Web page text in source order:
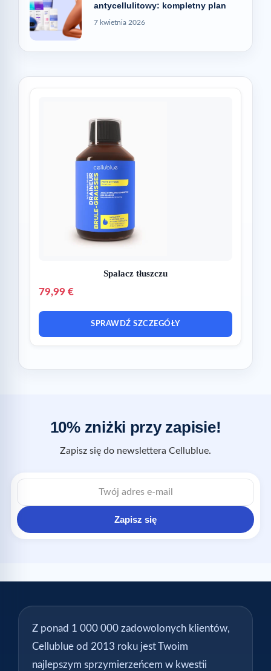
antycellulitowy: kompletny plan
7 kwietnia 2026
Spalacz tłuszczu
79,99 €
SPRAWDŹ SZCZEGÓŁY
10% zniżki przy zapisie!
Zapisz się do newslettera Cellublue.
Zapisz się
Z ponad 1 000 000 zadowolonych klientów,
Cellublue od 2013 roku jest Twoim
najlepszym sprzymierzeńcem w kwestii